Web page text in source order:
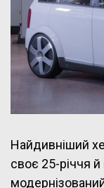
Найдивніший
своє 25-річчя й